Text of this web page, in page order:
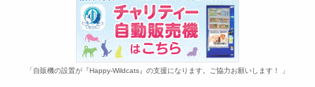
「自販機の設置が『Happy-Wildcats』の支援になります。ご協力お願いします！ 」